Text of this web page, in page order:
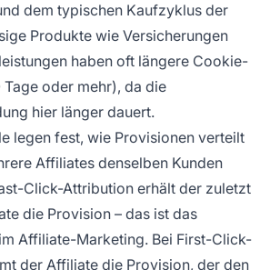
dem typischen Kaufzyklus der
Produkte wie Versicherungen
haben oft längere Cookie-
oder mehr), da die
hier länger dauert.
legen fest, wie Provisionen verteilt
Affiliates denselben Kunden
Click-Attribution erhält der zuletzt
die Provision – das ist das
Affiliate-Marketing. Bei First-Click-
der Affiliate die Provision, der den